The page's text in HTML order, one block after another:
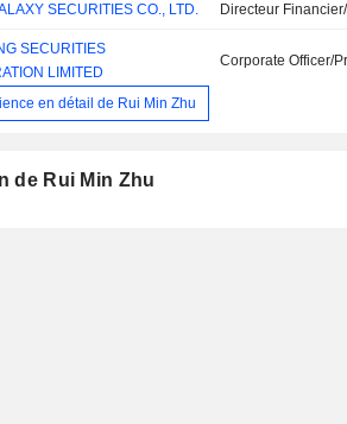
SECURITIES CO., LTD. Directeur
SECURITIES
LIMITED
Corporate Officer/
en détail de Rui Min Zhu
de Rui Min Zhu